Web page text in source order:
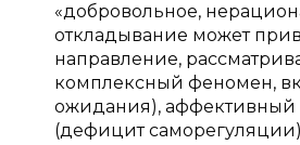
«добровольное,
откладывание может
направление,
комплексный феномен,
ожидания),
(дефицит